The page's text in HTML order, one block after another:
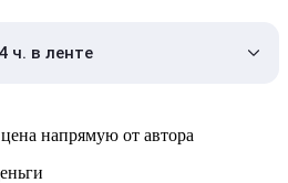
ч. в ленте
цена напрямую от автора